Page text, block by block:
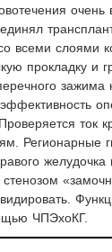
очень
всеми слоями
прокладку и
зажима
ток
Регионарные
желудочка
ЧПЭхоКГ.